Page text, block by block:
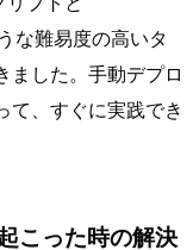
な難易度の高いタ
ました。手動デプロ
て、すぐに実践でき
こった時の解決